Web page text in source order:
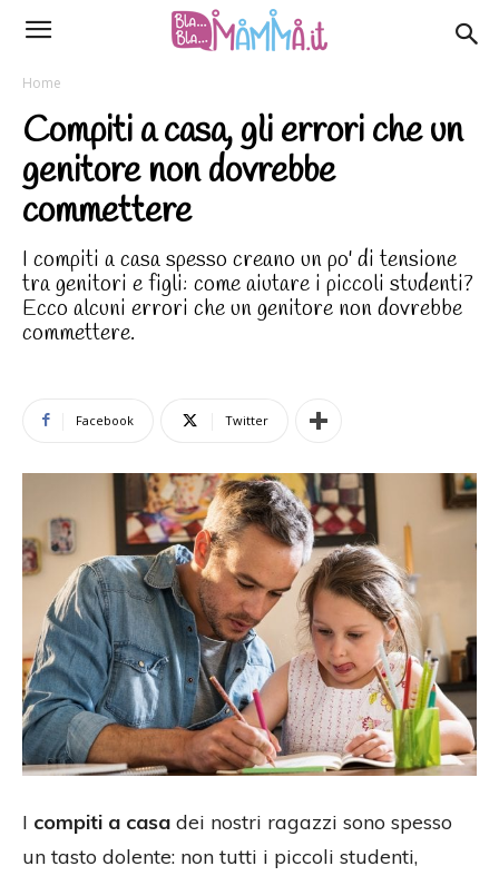
Home
Compiti a casa, gli errori che un
genitore non dovrebbe
commettere
I compiti a casa spesso creano un po' di tensione
tra genitori e figli: come aiutare i piccoli studenti?
Ecco alcuni errori che un genitore non dovrebbe
commettere.
Facebook Twitter
I compiti a casa dei nostri ragazzi sono spesso
un tasto dolente: non tutti i piccoli studenti,